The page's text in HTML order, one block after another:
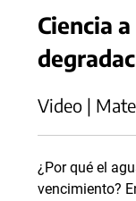
Ciencia
Video |
¿Por qué el
vencimiento?